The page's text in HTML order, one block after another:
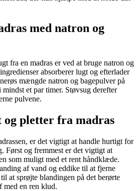
med natron og
fra en madras er ved at bruge natron og
absorberer lugt og efterlader
mængde natron og bagepulver på
mindst et par timer. Støvsug derefter
pulvene.
pletter fra madras
er det vigtigt at handle hurtigt for
Først og fremmest er det vigtigt at
som muligt med et rent håndklæde.
af vand og eddike til at fjerne
at sprøjte blandingen på det berørte
med en ren klud.